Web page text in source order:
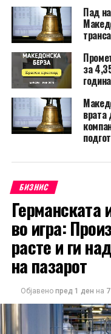
Пад
за
година
врата
БИЗНИС
Германската
во игра:
расте и ги
на пазарот
Објавено пред 1 ден на